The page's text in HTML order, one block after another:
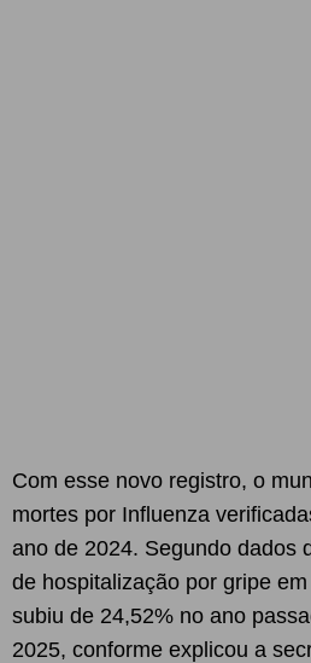
Com esse novo registro, o
mortes por Influenza
ano de 2024. Segundo dados
de hospitalização por gripe
subiu de 24,52% no ano
2025, conforme explicou a